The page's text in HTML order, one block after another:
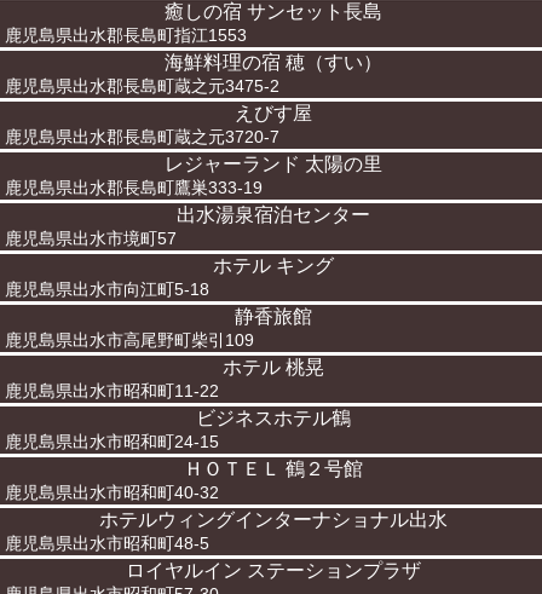
癒しの宿 サンセット長島
鹿児島県出水郡長島町指江1553
海鮮料理の宿 穂（すい）
鹿児島県出水郡長島町蔵之元3475-2
えびす屋
鹿児島県出水郡長島町蔵之元3720-7
レジャーランド 太陽の里
鹿児島県出水郡長島町鷹巣333-19
出水湯泉宿泊センター
鹿児島県出水市境町57
ホテル キング
鹿児島県出水市向江町5-18
静香旅館
鹿児島県出水市高尾野町柴引109
ホテル 桃晃
鹿児島県出水市昭和町11-22
ビジネスホテル鶴
鹿児島県出水市昭和町24-15
ＨＯＴＥＬ 鶴２号館
鹿児島県出水市昭和町40-32
ホテルウィングインターナショナル出水
鹿児島県出水市昭和町48-5
ロイヤルイン ステーションプラザ